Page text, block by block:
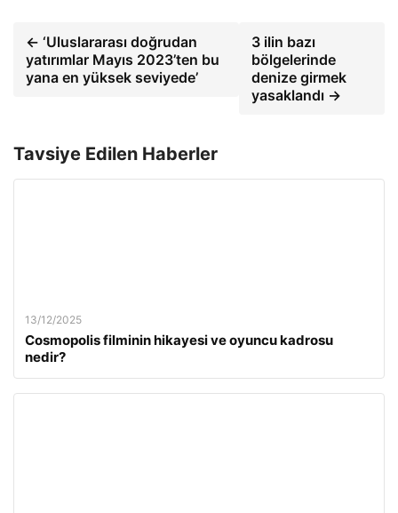
← ‘Uluslararası doğrudan
yatırımlar Mayıs 2023’ten bu
yana en yüksek seviyede’
3 ilin bazı
bölgelerinde
denize girmek
yasaklandı →
Tavsiye Edilen Haberler
13/12/2025
Cosmopolis filminin hikayesi ve oyuncu kadrosu
nedir?